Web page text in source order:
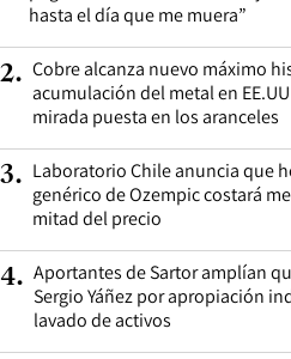
hasta el día que me muera”
2. Cobre alcanza nuevo máximo
acumulación del metal en
mirada puesta en los aranceles
3. Laboratorio Chile anuncia que
genérico de Ozempic costará
mitad del precio
4. Aportantes de Sartor amplían
Sergio Yáñez por apropiación
lavado de activos